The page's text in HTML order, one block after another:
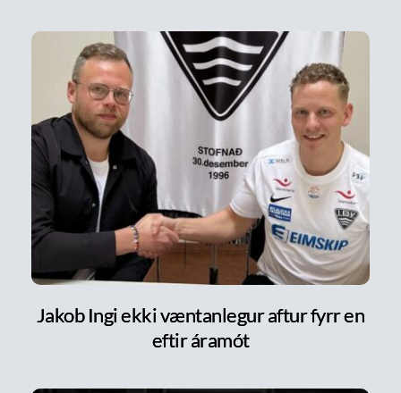
Jakob Ingi ekki væntanlegur aftur fyrr en
eftir áramót